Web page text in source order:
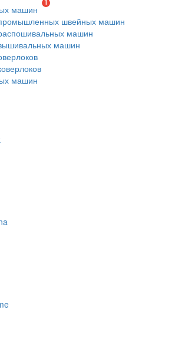
1
машин
швейных машин
машин
машин
машин